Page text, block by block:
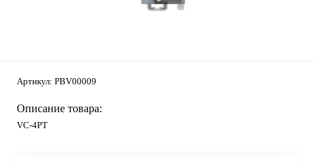
Артикул: PBV00009
Описание товара:
VC-4PT